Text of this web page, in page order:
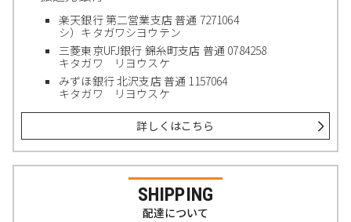
楽天銀行 第二営業支店 普通 7271064
シ）キタガワシヨウテン
三菱東京UFJ銀行 錦糸町支店 普通 0784258
キタガワ リヨウスケ
みずほ銀行 北沢支店 普通 1157064
キタガワ リヨウスケ
詳しくはこちら
SHIPPING
配達について